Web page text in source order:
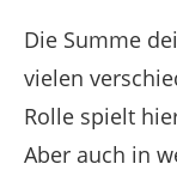
Die Summe
vielen
Rolle spielt
Aber auch in